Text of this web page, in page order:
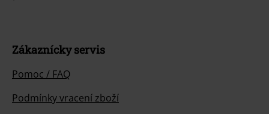
Zákaznícky servis
Pomoc / FAQ
Podmínky vracení zboží